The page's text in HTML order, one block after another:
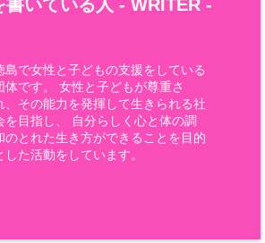
書いている人 - WRITER -
島で女性と子どもの支援をしている
体です。 女性と子どもが尊重さ
、その能力を発揮して生きられる社
を目指し、 自分らしく心と体の調
のとれた生き方ができることを目的
した活動をしています。